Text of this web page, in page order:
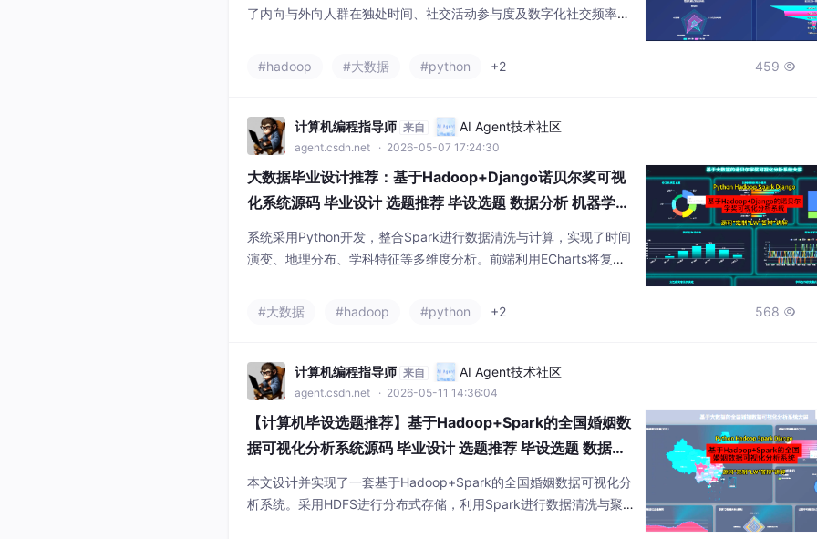
了内向与外向人群在独处时间、社交活动参与度及数字化社交频率上
交指数，并借助Echarts直观展示行为画像与相关性网络，为理解性
格行为模式提供了客观的数据支撑。
#hadoop #大数据 #python +2 459 
计算机编程指导师 来自 AI Agent技术社区
agent.csdn.net · 2026-05-07 17:24:30
大数据毕业设计推荐：基于Hadoop+Django诺贝尔奖可视
化系统源码 毕业设计 选题推荐 毕设选题 数据分析 机器学习
数据挖掘
系统采用Python开发，整合Spark进行数据清洗与计算，实现了时间
演变、地理分布、学科特征等多维度分析。前端利用ECharts将复杂
大数据技术实战学习。
#大数据 #hadoop #python +2 568 
计算机编程指导师 来自 AI Agent技术社区
agent.csdn.net · 2026-05-11 14:36:04
【计算机毕设选题推荐】基于Hadoop+Spark的全国婚姻数
据可视化分析系统源码 毕业设计 选题推荐 毕设选题 数据分
析 机器学习 数据挖掘
本文设计并实现了一套基于Hadoop+Spark的全国婚姻数据可视化分
析系统。采用HDFS进行分布式存储，利用Spark进行数据清洗与聚合